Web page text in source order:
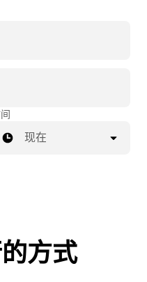
现在
方式